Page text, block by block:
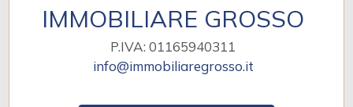
IMMOBILIARE GROSSO
P.IVA: 01165940311
info@immobiliaregrosso.it